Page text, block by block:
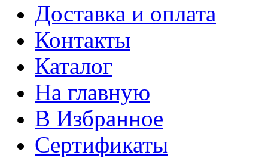
Доставка и оплата
Контакты
Каталог
На главную
В Избранное
Сертификаты